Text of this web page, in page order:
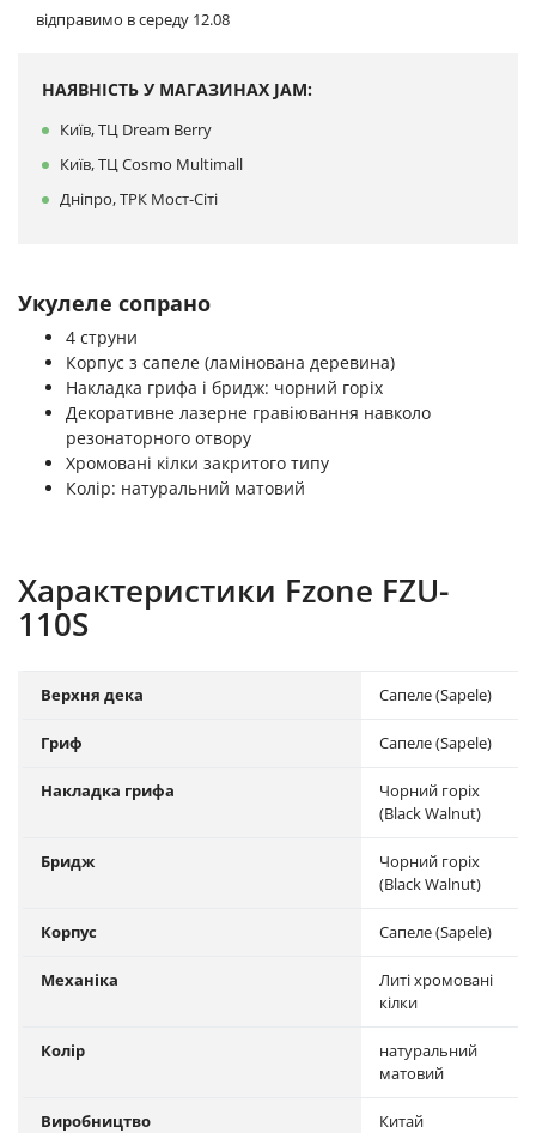
відправимо в середу 12.08
НАЯВНІСТЬ У МАГАЗИНАХ JAM:
Київ, ТЦ Dream Berry
Київ, ТЦ Cosmo Multimall
Дніпро, ТРК Мост-Сіті
Укулеле сопрано
4 струни
Корпус з сапеле (ламінована деревина)
Накладка грифа і бридж: чорний горіх
Декоративне лазерне гравіювання навколо
резонаторного отвору
Хромовані кілки закритого типу
Колір: натуральний матовий
Характеристики Fzone FZU-
110S
Верхня дека Сапеле (Sapele)
Гриф Сапеле (Sapele)
Накладка грифа
Чорний горіх
(Black Walnut)
Бридж
Чорний горіх
(Black Walnut)
Корпус Сапеле (Sapele)
Механіка
Литі хромовані
кілки
Колір
натуральний
матовий
Виробництво Китай